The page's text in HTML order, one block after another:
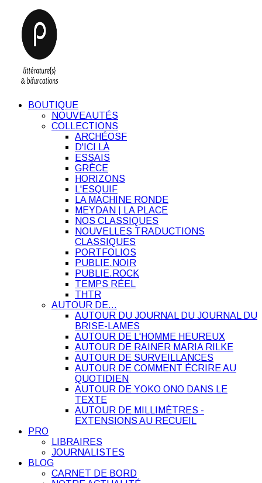
BOUTIQUE
NOUVEAUTÉS
COLLECTIONS
ARCHÉOSF
D'ICI LÀ
ESSAIS
GRÈCE
HORIZONS
L'ESQUIF
LA MACHINE RONDE
MEYDAN | LA PLACE
NOS CLASSIQUES
NOUVELLES TRADUCTIONS
CLASSIQUES
PORTFOLIOS
PUBLIE.NOIR
PUBLIE.ROCK
TEMPS RÉEL
THTR
AUTOUR DE…
AUTOUR DU JOURNAL DU JOURNAL DU
BRISE-LAMES
AUTOUR DE L'HOMME HEUREUX
AUTOUR DE RAINER MARIA RILKE
AUTOUR DE SURVEILLANCES
AUTOUR DE COMMENT ÉCRIRE AU
QUOTIDIEN
AUTOUR DE YOKO ONO DANS LE
TEXTE
AUTOUR DE MILLIMÈTRES -
EXTENSIONS AU RECUEIL
PRO
LIBRAIRES
JOURNALISTES
BLOG
CARNET DE BORD